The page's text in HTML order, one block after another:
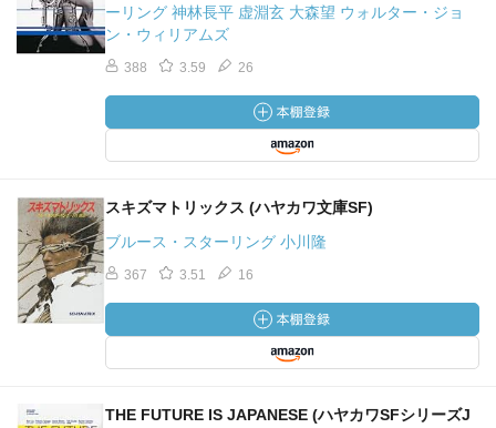
ーリング 神林長平 虚淵玄 大森望 ウォルター・ジョ
ン・ウィリアムズ
388 3.59 26
スキズマトリックス (ハヤカワ文庫SF)
ブルース・スターリング 小川隆
367 3.51 16
THE FUTURE IS JAPANESE (ハヤカワSFシリーズJ